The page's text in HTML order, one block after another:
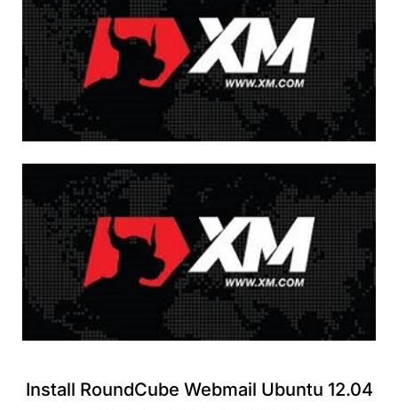
Install RoundCube Webmail Ubuntu 12.04